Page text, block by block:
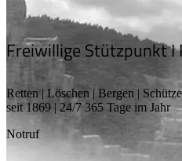
Freiwillige Stützpunkt
Retten | Löschen | Bergen |
seit 1869 | 24/7 365 Tage im Jahr
Notruf